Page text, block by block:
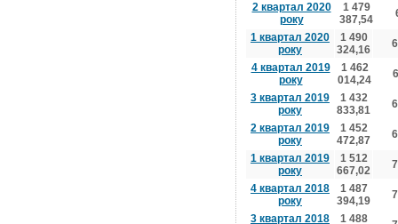
2 квартал 2020
року
1 479
387,54
1 квартал 2020
року
1 490
324,16
4 квартал 2019
року
1 462
014,24
3 квартал 2019
року
1 432
833,81
2 квартал 2019
року
1 452
472,87
1 квартал 2019
року
1 512
667,02
4 квартал 2018
року
1 487
394,19
3 квартал 2018
1 488